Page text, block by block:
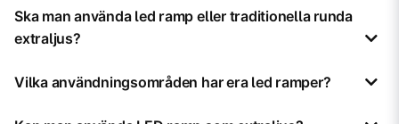
Ska man använda led ramp eller traditionella runda
extraljus?
kan monteras på trånga utrymmen och kräver inte så mycket plats. En led
Vilka användningsområden har era led ramper?